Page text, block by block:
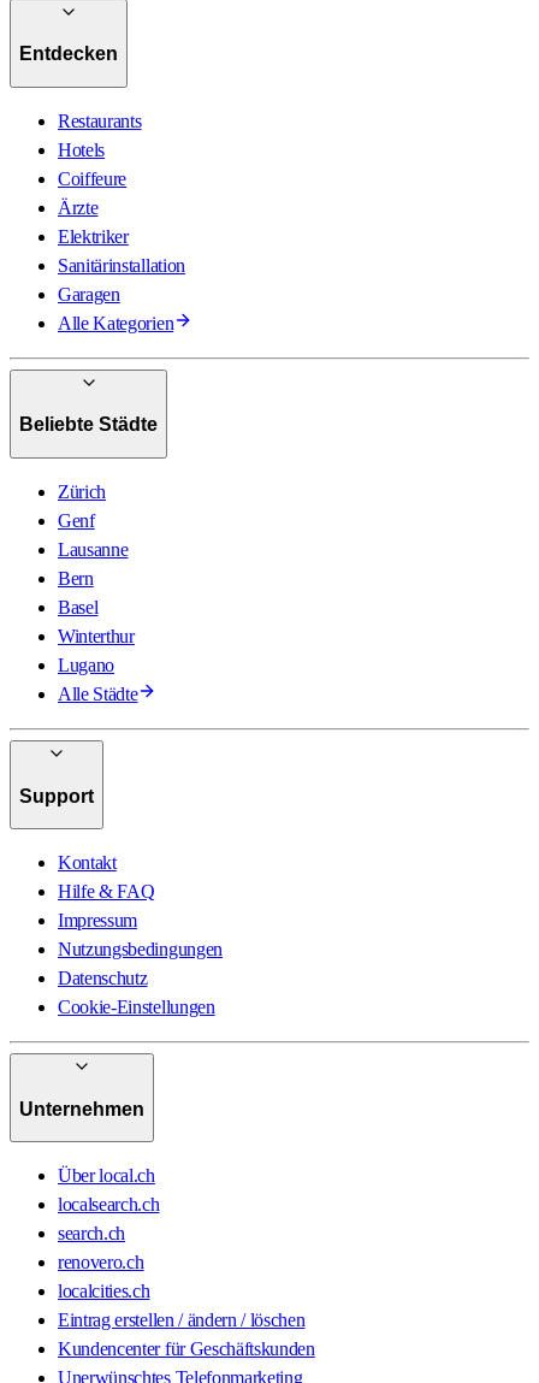
Entdecken
Restaurants
Hotels
Coiffeure
Ärzte
Elektriker
Sanitärinstallation
Garagen
Alle Kategorien
Beliebte Städte
Zürich
Genf
Lausanne
Bern
Basel
Winterthur
Lugano
Alle Städte
Support
Kontakt
Hilfe & FAQ
Impressum
Nutzungsbedingungen
Datenschutz
Cookie-Einstellungen
Unternehmen
Über local.ch
localsearch.ch
search.ch
renovero.ch
localcities.ch
Eintrag erstellen / ändern / löschen
Kundencenter für Geschäftskunden
Unerwünschtes Telefonmarketing